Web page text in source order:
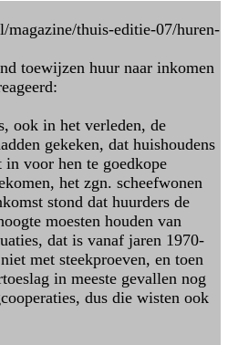
magazine/thuis-editie-07/huren-
toewijzen huur naar inkomen
ook in het verleden, de
gekeken, dat huishoudens
voor hen te goedkope
het zgn. scheefwonen
stond dat huurders de
moesten houden van
dat is vanaf jaren 1970-
met steekproeven, en toen
in meeste gevallen nog
dus die wisten ook